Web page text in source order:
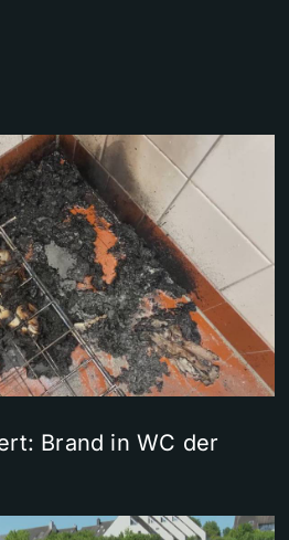
Brand in WC der